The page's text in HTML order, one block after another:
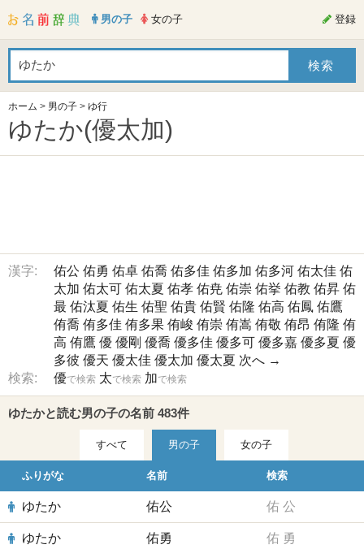
男の子 女の子 登録
ホーム > 男の子 > ゆ行
ゆたか(優太加)
漢字: 佑公 佑勇 佑卓 佑喬 佑多佳 佑多加 佑多河 佑太佳 佑
太加 佑太可 佑太夏 佑孝 佑尭 佑崇 佑挙 佑教 佑昇 佑
最 佑汰夏 佑生 佑聖 佑貴 佑賢 佑隆 佑高 佑鳳 佑鷹
侑喬 侑多佳 侑多果 侑峻 侑崇 侑嵩 侑敬 侑昂 侑隆 侑
高 侑鷹 優 優剛 優喬 優多佳 優多可 優多嘉 優多夏 優
多彼 優天 優太佳 優太加 優太夏 次へ →
検索:
優で検索 太で検索 加で検索
ゆたかと読む男の子の名前 483件
すべて 男の子 女の子
ふりがな 名前 検索
ゆたか 佑公 佑 公
ゆたか 佑勇 佑 勇